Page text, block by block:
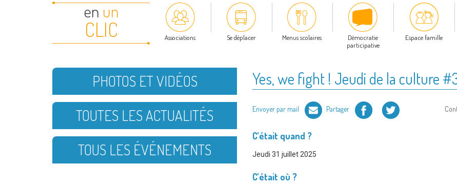
en un
CLIC Associations Se déplacer Menus scolaires
Démocratie
participative
Espace famille
Yes, we fight ! Jeudi de la culture
Envoyer par mail Partager Facebook Twitter
C’était quand ?
Jeudi 31 juillet 2025
C’était où ?
PHOTOS ET VIDÉOS
TOUTES LES ACTUALITÉS
TOUS LES ÉVÉNEMENTS